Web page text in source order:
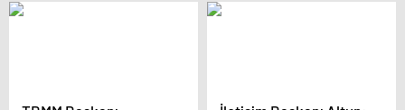
sahipliğini
açıklama: “İnşallah